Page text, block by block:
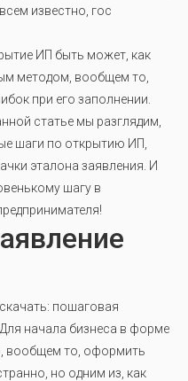
известно, гос
ИП быть может, как
методом, вообщем то,
при его заполнении.
статье мы разглядим,
шаги по открытию ИП,
эталона заявления. И
шагу в
пошаговая
начала бизнеса в форме
вообщем то, оформить
но одним из, как